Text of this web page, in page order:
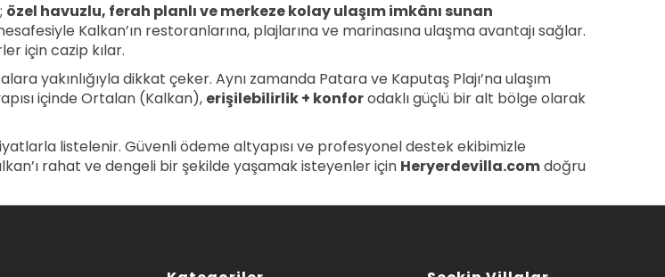
özel havuzlu, ferah planlı ve merkeze kolay ulaşım imkânı sunan
Kalkan’ın restoranlarına, plajlarına ve marinasına ulaşma avantajı sağlar.
için cazip kılar.
yakınlığıyla dikkat çeker. Aynı zamanda Patara ve Kaputaş Plajı’na ulaşım
içinde Ortalan (Kalkan), erişilebilirlik + konforodaklı güçlü bir alt bölge olarak
listelenir. Güvenli ödeme altyapısı ve profesyonel destek ekibimizle
rahat ve dengeli bir şekilde yaşamak isteyenler için Heryerdevilla.comdoğru